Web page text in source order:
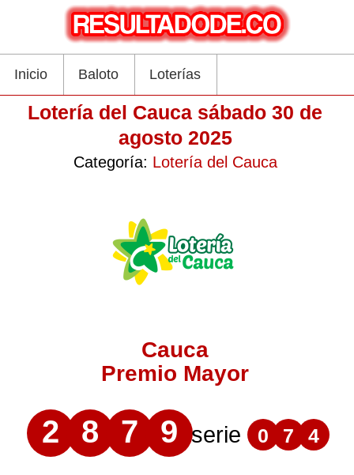
Inicio Baloto Loterías
Lotería del Cauca sábado 30 de
agosto 2025
Categoría: Lotería del Cauca
Cauca
Premio Mayor
2 8 7 9 serie 0 7 4